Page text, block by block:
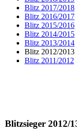
Blitz 2017/2018
Blitz 2016/2017
Blitz 2015/2016
Blitz 2014/2015
Blitz 2013/2014
Blitz 2012/2013
Blitz 2011/2012
Blitzsieger 2012/